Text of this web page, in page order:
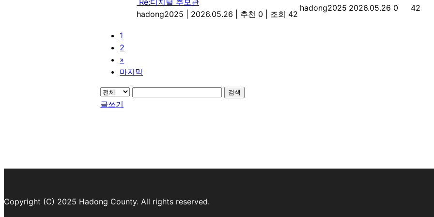
Re:디지털 추모관
hadong2025
2026.05.26 추천 0 조회 42
hadong2025 2026.05.26 0 42
1
2
»
마지막
검색
글쓰기
Copyright (C) 2025 Hadong County. All rights reserved.